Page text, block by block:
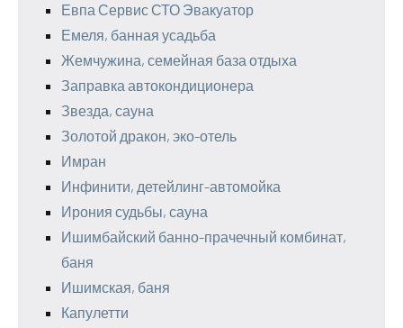
Евпа Сервис СТО Эвакуатор
Емеля, банная усадьба
Жемчужина, семейная база отдыха
Заправка автокондиционера
Звезда, сауна
Золотой дракон, эко-отель
Имран
Инфинити, детейлинг-автомойка
Ирония судьбы, сауна
Ишимбайский банно-прачечный комбинат,
баня
Ишимская, баня
Капулетти